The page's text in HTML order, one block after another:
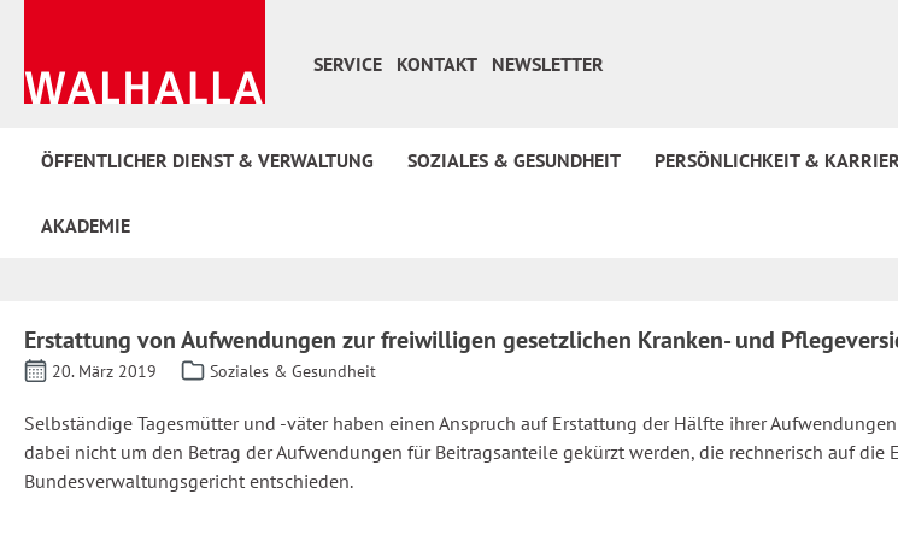
SERVICE
KONTAKT NEWSLETTER
ÖFFENTLICHER DIENST & VERWALTUNG SOZIALES & GESUNDHEIT PERSÖNLICHKEIT &
AKADEMIE
Erstattung von Aufwendungen zur freiwilligen gesetzlichen Kranken- und
20. März 2019 Soziales & Gesundheit
Selbständige Tagesmütter und -väter haben einen Anspruch auf Erstattung der Hälfte ihrer
dabei nicht um den Betrag der Aufwendungen für Beitragsanteile gekürzt werden, die rechnerisch auf die
Bundesverwaltungsgericht entschieden.